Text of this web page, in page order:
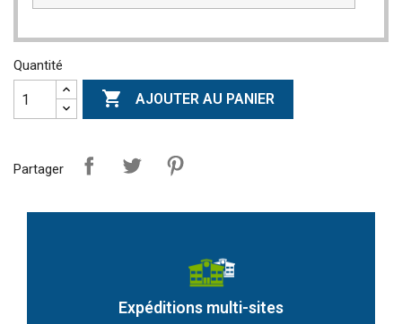
Quantité
 AJOUTER AU PANIER
Partager
Expéditions multi-sites